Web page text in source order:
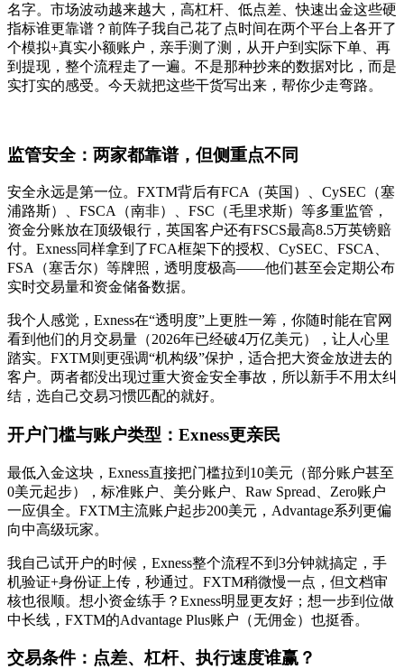
名字。市场波动越来越大，高杠杆、低点差、快速出金这些硬
指标谁更靠谱？前阵子我自己花了点时间在两个平台上各开了
个模拟+真实小额账户，亲手测了测，从开户到实际下单、再
到提现，整个流程走了一遍。不是那种抄来的数据对比，而是
实打实的感受。今天就把这些干货写出来，帮你少走弯路。
监管安全：两家都靠谱，但侧重点不同
安全永远是第一位。FXTM背后有FCA（英国）、CySEC（塞
浦路斯）、FSCA（南非）、FSC（毛里求斯）等多重监管，
资金分账放在顶级银行，英国客户还有FSCS最高8.5万英镑赔
付。Exness同样拿到了FCA框架下的授权、CySEC、FSCA、
FSA（塞舌尔）等牌照，透明度极高——他们甚至会定期公布
实时交易量和资金储备数据。
我个人感觉，Exness在“透明度”上更胜一筹，你随时能在官网
看到他们的月交易量（2026年已经破4万亿美元），让人心里
踏实。FXTM则更强调“机构级”保护，适合把大资金放进去的
客户。两者都没出现过重大资金安全事故，所以新手不用太纠
结，选自己交易习惯匹配的就好。
开户门槛与账户类型：Exness更亲民
最低入金这块，Exness直接把门槛拉到10美元（部分账户甚至
0美元起步），标准账户、美分账户、Raw Spread、Zero账户
一应俱全。FXTM主流账户起步200美元，Advantage系列更偏
向中高级玩家。
我自己试开户的时候，Exness整个流程不到3分钟就搞定，手
机验证+身份证上传，秒通过。FXTM稍微慢一点，但文档审
核也很顺。想小资金练手？Exness明显更友好；想一步到位做
中长线，FXTM的Advantage Plus账户（无佣金）也挺香。
交易条件：点差、杠杆、执行速度谁赢？